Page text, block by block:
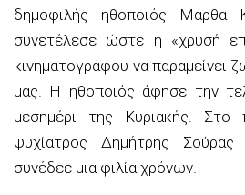
δημοφιλής ηθοποιός Μάρθα
συνετέλεσε ώστε η «χρυσή
κινηματογράφου να παραμείνει
μας. Η ηθοποιός άφησε την
μεσημέρι της Κυριακής.
ψυχίατρος Δημήτρης
συνέδεε μια φιλία χρόνων.